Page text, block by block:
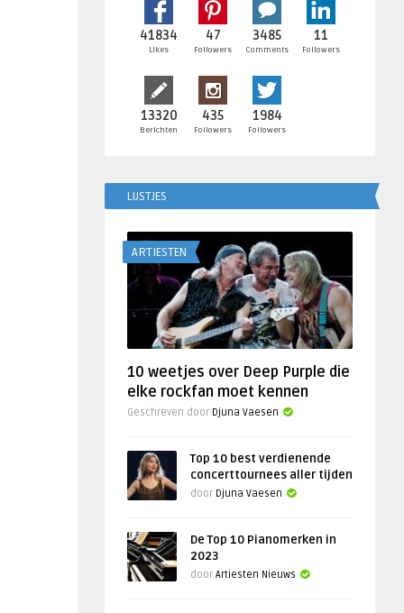
41834
Likes
47
Followers
3485
Comments
11
Followers
13320
Berichten
435
Followers
1984
Followers
LIJSTJES
ARTIESTEN
10 weetjes over Deep Purple die
elke rockfan moet kennen
Geschreven door Djuna Vaesen
Top 10 best verdienende
concerttournees aller tijden
door Djuna Vaesen
De Top 10 Pianomerken in
2023
door Artiesten Nieuws